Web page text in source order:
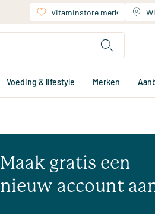
Vitaminstore merk
Voeding & lifestyle Merken
Maak gratis een
nieuw account